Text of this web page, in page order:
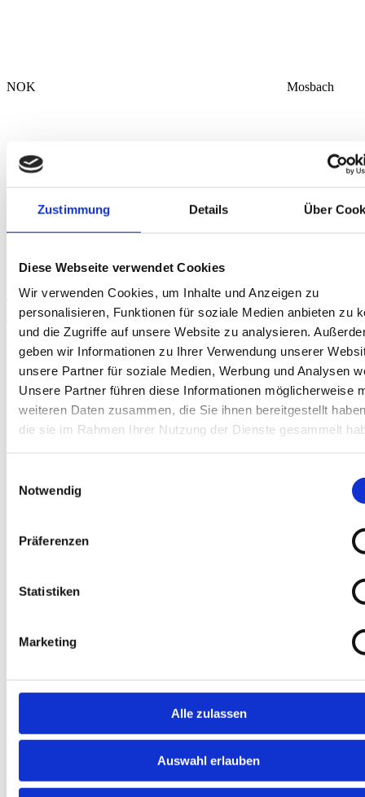
Zustimmung Details Über
Diese Webseite verwendet Cookies
Wir verwenden Cookies, um Inhalte und Anzeigen zu
personalisieren, Funktionen für soziale Medien anbieten zu
und die Zugriffe auf unsere Website zu analysieren.
geben wir Informationen zu Ihrer Verwendung unserer
unsere Partner für soziale Medien, Werbung und Analysen
Unsere Partner führen diese Informationen möglicherweise
weiteren Daten zusammen, die Sie ihnen bereitgestellt
die sie im Rahmen Ihrer Nutzung der Dienste gesammelt
Notwendig
Präferenzen
Statistiken
Marketing
Alle zulassen
Auswahl erlauben
NOK Mosbach
Spielhallen
BW: Erst-Schulung für Mitarbeiter von
Spielhallen nach LGlüG Baden
Württemberg in Heidelberg
Rehabilitation gGmbH
Heidelberg